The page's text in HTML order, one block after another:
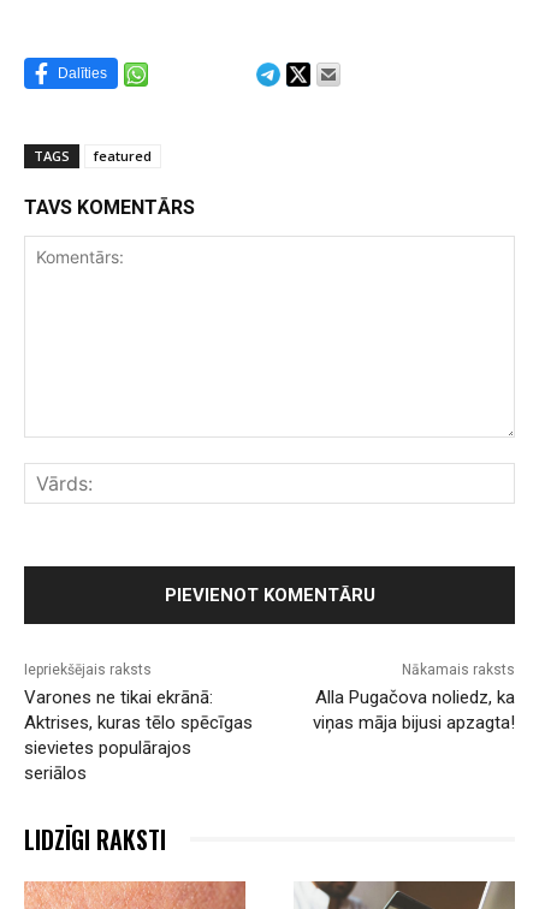
Dalīties
TAGS featured
TAVS KOMENTĀRS
Iepriekšējais raksts
Varones ne tikai ekrānā:
Aktrises, kuras tēlo spēcīgas
sievietes populārajos
seriālos
Nākamais raksts
Alla Pugačova noliedz, ka
viņas māja bijusi apzagta!
LIDZĪGI RAKSTI